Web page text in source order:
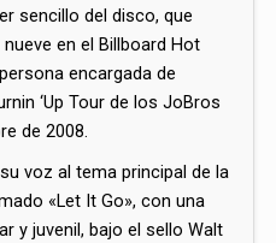
sencillo del disco, que
en el Billboard Hot
encargada de
‘Up Tour de los JoBros
de 2008.
voz al tema principal de la
«Let It Go»,​​​​​​​ con una
y juvenil, bajo el sello Walt